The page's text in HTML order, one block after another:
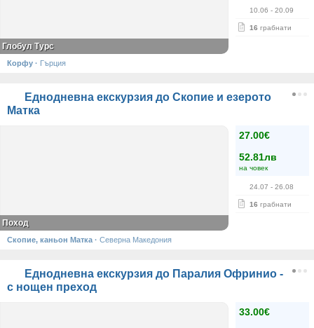
10.06 - 20.09
16 грабнати
Глобул Турс
Корфу · Гърция
Еднодневна екскурзия до Скопие и езерото
Матка
27.00€
52.81лв
на човек
24.07 - 26.08
16 грабнати
Поход
Скопие, каньон Матка · Северна Македония
Еднодневна екскурзия до Паралия Офринио -
с нощен преход
33.00€